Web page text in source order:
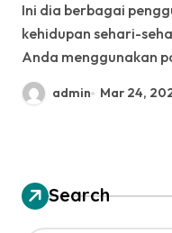
Ini dia berbagai penggunaan pompa air Drakos dalam
kehidupan sehari-
Anda menggunakan
admin Mar 24,
Search